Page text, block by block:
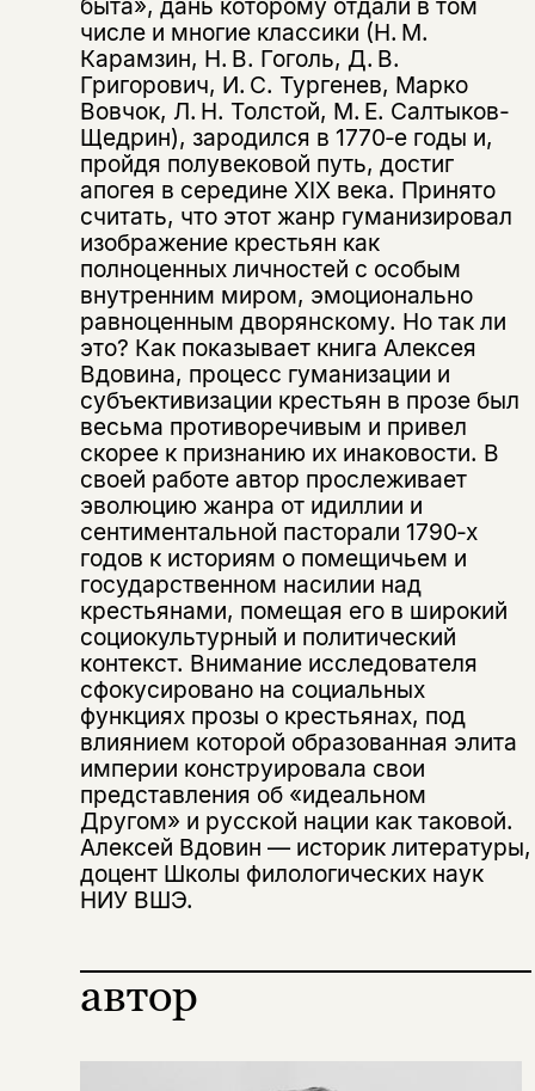
быта», дань которому отдали в том
числе и многие классики (Н. М.
Карамзин, Н. В. Гоголь, Д. В.
Григорович, И. С. Тургенев, Марко
Вовчок, Л. Н. Толстой, М. Е. Салтыков-
Щедрин), зародился в 1770‑е годы и,
пройдя полувековой путь, достиг
апогея в середине XIX века. Принято
считать, что этот жанр гуманизировал
изображение крестьян как
полноценных личностей с особым
внутренним миром, эмоционально
равноценным дворянскому. Но так ли
это? Как показывает книга Алексея
Вдовина, процесс гуманизации и
субъективизации крестьян в прозе был
весьма противоречивым и привел
скорее к признанию их инаковости. В
своей работе автор прослеживает
эволюцию жанра от идиллии и
сентиментальной пасторали 1790‑х
годов к историям о помещичьем и
государственном насилии над
крестьянами, помещая его в широкий
социокультурный и политический
контекст. Внимание исследователя
сфокусировано на социальных
функциях прозы о крестьянах, под
влиянием которой образованная элита
империи конструировала свои
представления об «идеальном
Другом» и русской нации как таковой.
Алексей Вдовин — историк литературы,
доцент Школы филологических наук
НИУ ВШЭ.
автор
Подписка на рассылку
За подписку дарим промокод на
скидку 15%
Этой книги временно
нет в продаже.
Вы можете подписаться на
электронный адрес.
Эта книга
несовершеннолетних